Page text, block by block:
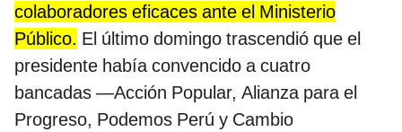
colaboradores eficaces ante el Ministerio
Público. El último domingo trascendió que el
presidente había convencido a cuatro
bancadas —Acción Popular, Alianza para el
Progreso, Podemos Perú y Cambio